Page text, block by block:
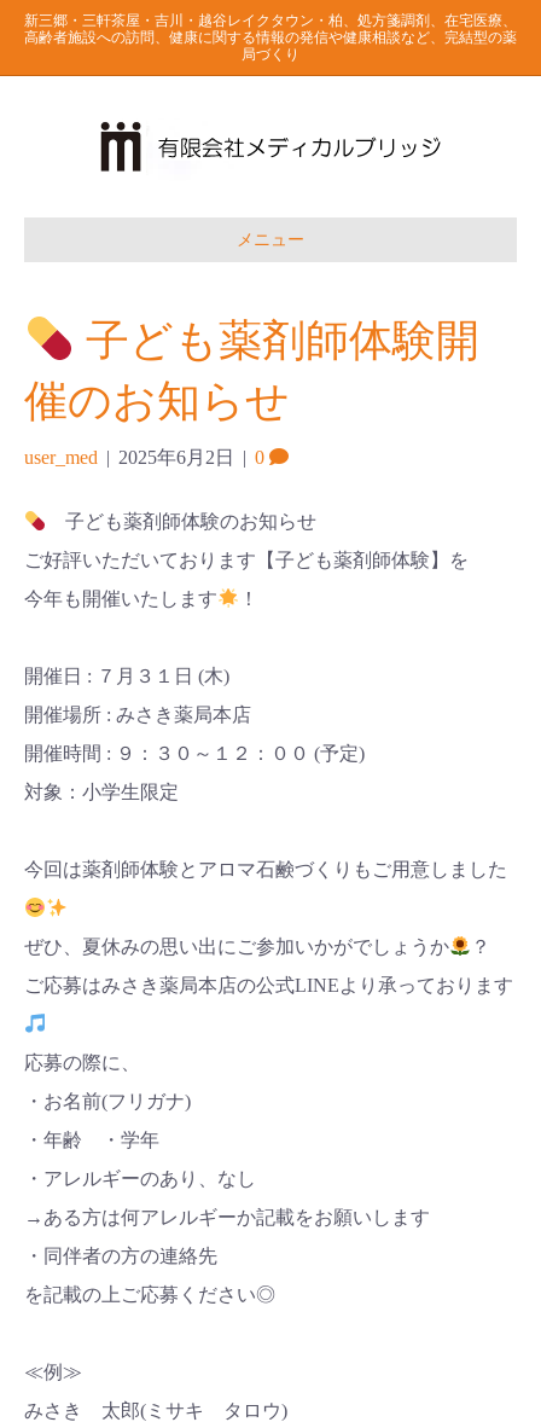
新三郷・三軒茶屋・吉川・越谷レイクタウン・柏、処方箋調剤、在宅医療、
高齢者施設への訪問、健康に関する情報の発信や健康相談など、完結型の薬
局づくり
メニュー
子ども薬剤師体験開
催のお知らせ
user_med | 2025年6月2日 | 0
子ども薬剤師体験のお知らせ
ご好評いただいております【子ども薬剤師体験】を
今年も開催いたします
！
開催日 : ７月３１日 (木)
開催場所 : みさき薬局本店
開催時間 : ９：３０～１２：００ (予定)
対象：小学生限定
今回は薬剤師体験とアロマ石鹸づくりもご用意しました
ぜひ、夏休みの思い出にご参加いかがでしょうか
？
ご応募はみさき薬局本店の公式LINEより承っております
応募の際に、
・お名前(フリガナ)
・年齢 ・学年
・アレルギーのあり、なし
→ある方は何アレルギーか記載をお願いします
・同伴者の方の連絡先
を記載の上ご応募ください◎
≪例≫
みさき 太郎(ミサキ タロウ)